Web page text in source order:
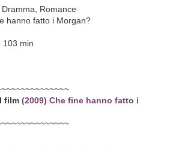
Romance
hanno fatto i Morgan?
103 min
film (2009) Che fine hanno fatto i